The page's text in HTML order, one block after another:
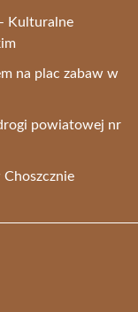
Kulturalne
na plac zabaw w
powiatowej nr